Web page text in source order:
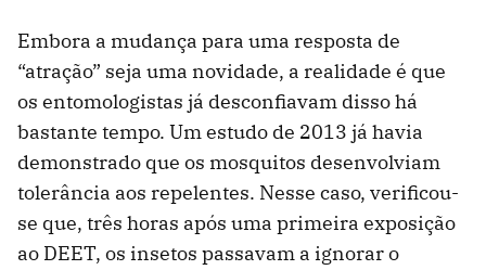
Embora a mudança para uma resposta de
“atração” seja uma novidade, a realidade é que
os entomologistas já desconfiavam disso há
bastante tempo. Um estudo de 2013 já havia
demonstrado que os mosquitos desenvolviam
tolerância aos repelentes. Nesse caso, verificou-
se que, três horas após uma primeira exposição
ao DEET, os insetos passavam a ignorar o